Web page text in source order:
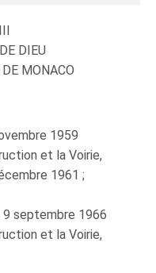
DIEU
MONACO
1959
et la Voirie,
1961 ;
9 septembre 1966
et la Voirie,